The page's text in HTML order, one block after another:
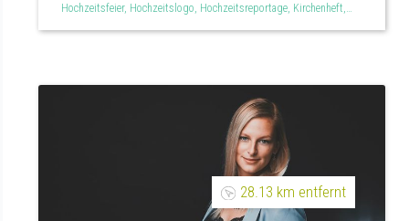
Hochzeitsfeier, Hochzeitslogo, Hochzeitsreportage, Kirchenheft,
28.13 km entfernt